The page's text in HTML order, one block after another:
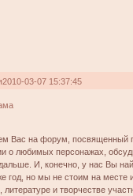
2010-03-07 15:37:45
Вас на форум, посвященный
о любимых персонажах,
И, конечно, у нас Вы
год, но мы не стоим на месте
литературе и творчестве